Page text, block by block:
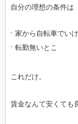
自分の理想の条件は
家から自転車でい
転勤無いとこ
これだけ。
賃金なんて安くても